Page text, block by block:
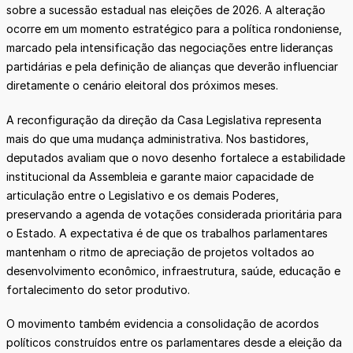
sobre a sucessão estadual nas eleições de 2026. A alteração
ocorre em um momento estratégico para a política rondoniense,
marcado pela intensificação das negociações entre lideranças
partidárias e pela definição de alianças que deverão influenciar
diretamente o cenário eleitoral dos próximos meses.
A reconfiguração da direção da Casa Legislativa representa
mais do que uma mudança administrativa. Nos bastidores,
deputados avaliam que o novo desenho fortalece a estabilidade
institucional da Assembleia e garante maior capacidade de
articulação entre o Legislativo e os demais Poderes,
preservando a agenda de votações considerada prioritária para
o Estado. A expectativa é de que os trabalhos parlamentares
mantenham o ritmo de apreciação de projetos voltados ao
desenvolvimento econômico, infraestrutura, saúde, educação e
fortalecimento do setor produtivo.
O movimento também evidencia a consolidação de acordos
políticos construídos entre os parlamentares desde a eleição da